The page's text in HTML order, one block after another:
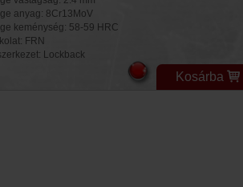
anyag: 8Cr13MoV
keménység: 58-59 HRC
FRN
Lockback
Kosárba